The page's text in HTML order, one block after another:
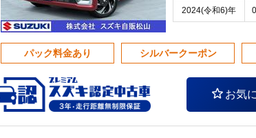
2024(令和6)年
パック料金あり シルバークーポン
お気